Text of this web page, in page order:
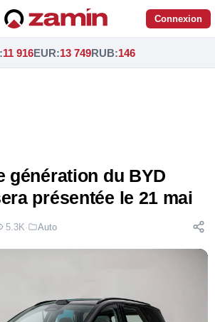
Connexion
11 916EUR:13 749RUB:146
génération du BYD
présentée le 21 mai
5.3K· Auto